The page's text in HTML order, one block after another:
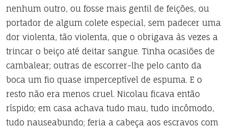
nenhum outro, ou fosse mais gentil de feições, ou
portador de algum colete especial, sem padecer uma
dor violenta, tão violenta, que o obrigava às vezes a
trincar o beiço até deitar sangue. Tinha ocasiões de
cambalear; outras de escorrer-lhe pelo canto da
boca um fio quase imperceptível de espuma. E o
resto não era menos cruel. Nicolau ficava então
ríspido; em casa achava tudo mau, tudo incômodo,
tudo nauseabundo; feria a cabeça aos escravos com